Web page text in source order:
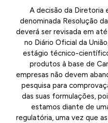
A decisão da Diretoria
denominada Resolução
deverá ser revisada em
no Diário Oficial da
estágio técnico-
produtos à base de
empresas não devem
pesquisa para
das suas formulações,
estamos diante de
regulatória, uma vez que